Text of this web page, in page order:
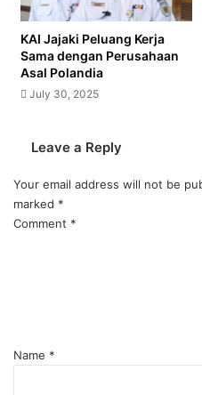
KAI Jajaki Peluang Kerja
Sama dengan Perusahaan
Asal Polandia
July 30, 2025
Leave a Reply
Your email address will not be
marked *
Comment *
Name *